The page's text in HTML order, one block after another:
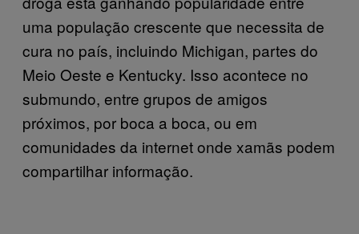
uma população crescente que necessita de
cura no país, incluindo Michigan, partes do
Meio Oeste e Kentucky. Isso acontece no
submundo, entre grupos de amigos
próximos, por boca a boca, ou em
comunidades da internet onde xamãs podem
compartilhar informação.